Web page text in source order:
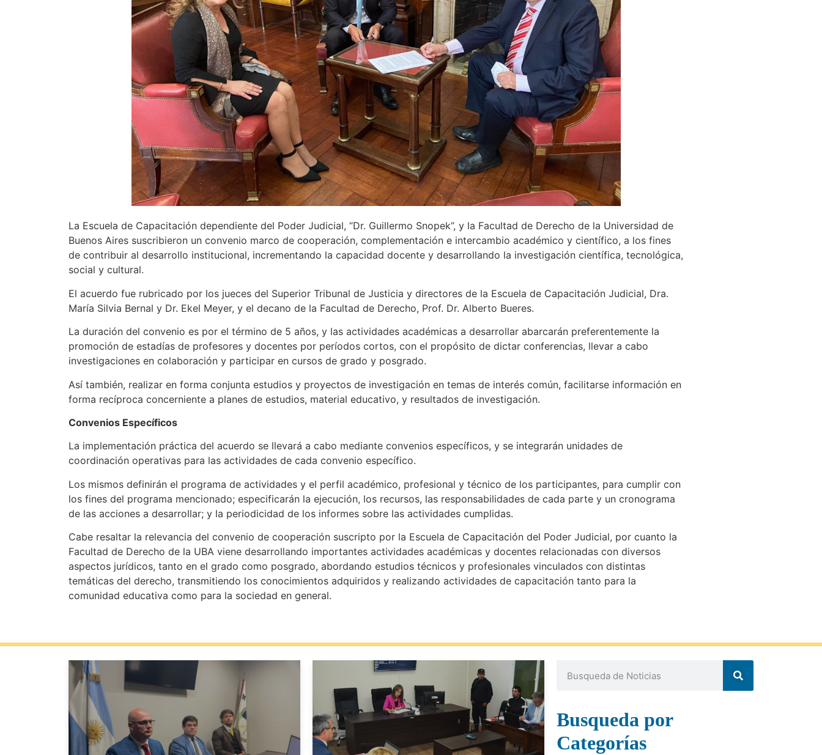
La Escuela de Capacitación dependiente del Poder Judicial, “Dr. Guillermo Snopek”, y la Facultad de Derecho de la Universidad de
Buenos Aires suscribieron un convenio marco de cooperación, complementación e intercambio académico y científico, a los fines
de contribuir al desarrollo institucional, incrementando la capacidad docente y desarrollando la investigación científica, tecnológica,
social y cultural.
El acuerdo fue rubricado por los jueces del Superior Tribunal de Justicia y directores de la Escuela de Capacitación Judicial, Dra.
María Silvia Bernal y Dr. Ekel Meyer, y el decano de la Facultad de Derecho, Prof. Dr. Alberto Bueres.
La duración del convenio es por el término de 5 años, y las actividades académicas a desarrollar abarcarán preferentemente la
promoción de estadías de profesores y docentes por períodos cortos, con el propósito de dictar conferencias, llevar a cabo
investigaciones en colaboración y participar en cursos de grado y posgrado.
Así también, realizar en forma conjunta estudios y proyectos de investigación en temas de interés común, facilitarse información en
forma recíproca concerniente a planes de estudios, material educativo, y resultados de investigación.
Convenios Específicos
La implementación práctica del acuerdo se llevará a cabo mediante convenios específicos, y se integrarán unidades de
coordinación operativas para las actividades de cada convenio específico.
Los mismos definirán el programa de actividades y el perfil académico, profesional y técnico de los participantes, para cumplir con
los fines del programa mencionado; especificarán la ejecución, los recursos, las responsabilidades de cada parte y un cronograma
de las acciones a desarrollar; y la periodicidad de los informes sobre las actividades cumplidas.
Cabe resaltar la relevancia del convenio de cooperación suscripto por la Escuela de Capacitación del Poder Judicial, por cuanto la
Facultad de Derecho de la UBA viene desarrollando importantes actividades académicas y docentes relacionadas con diversos
aspectos jurídicos, tanto en el grado como posgrado, abordando estudios técnicos y profesionales vinculados con distintas
temáticas del derecho, transmitiendo los conocimientos adquiridos y realizando actividades de capacitación tanto para la
comunidad educativa como para la sociedad en general.
Busqueda por
Categorías